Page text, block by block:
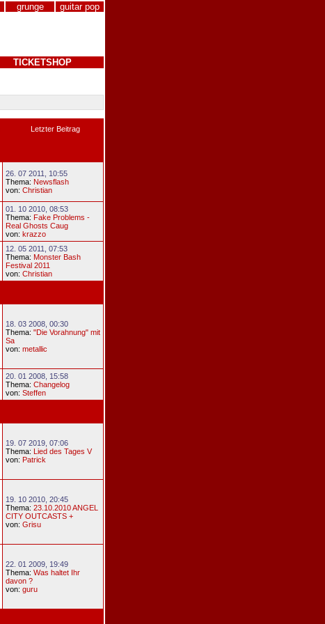
grunge guitar pop
TICKETSHOP
Letzter Beitrag
26. 07 2011, 10:55
Thema: Newsflash
von: Christian
01. 10 2010, 08:53
Thema: Fake Problems -
Real Ghosts Caug
von: krazzo
12. 05 2011, 07:53
Thema: Monster Bash
Festival 2011
von: Christian
18. 03 2008, 00:30
Thema: "Die Vorahnung" mit
Sa
von: metallic
20. 01 2008, 15:58
Thema: Changelog
von: Steffen
19. 07 2019, 07:06
Thema: Lied des Tages V
von: Patrick
19. 10 2010, 20:45
Thema: 23.10.2010 ANGEL
CITY OUTCASTS +
von: Grisu
22. 01 2009, 19:49
Thema: Was haltet Ihr
davon ?
von: guru